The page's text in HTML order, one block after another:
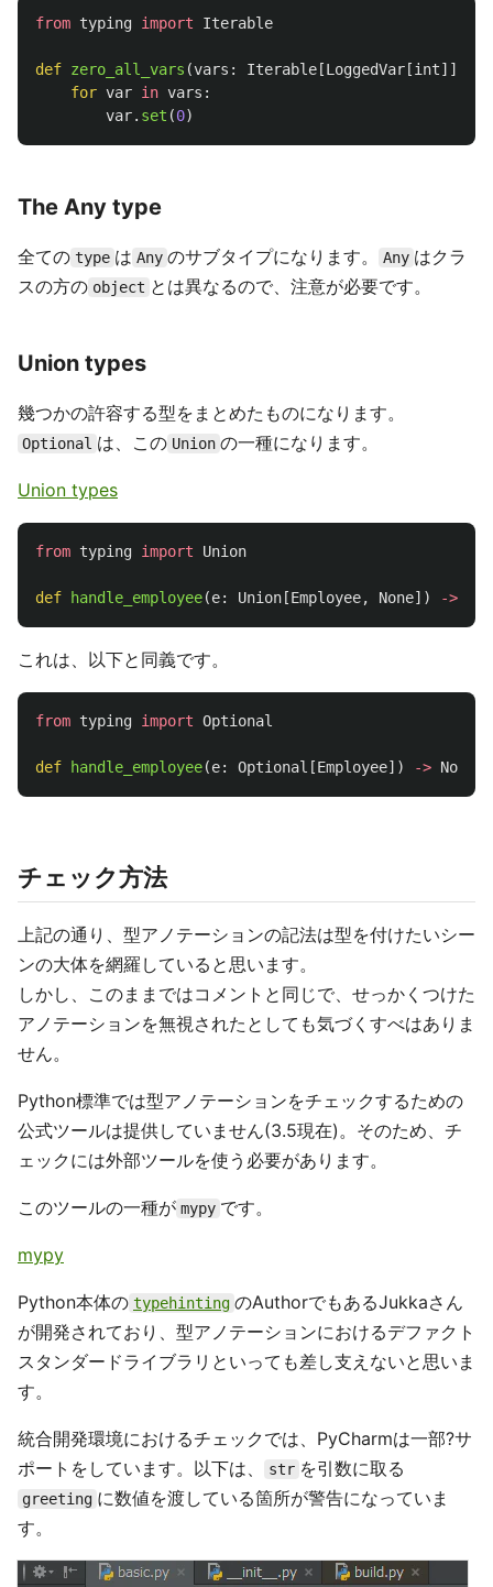
from typing import Iterable
def zero_all_vars (vars : Iterable [LoggedVar [int]])
for var in vars :
var. set (0)
The Any type
全ての type は Any のサブタイプになります。 Any はクラ
スの方の object とは異なるので、注意が必要です。
Union types
幾つかの許容する型をまとめたものになります。
Optional は、この Union の一種になります。
Union types
from typing import Union
def handle_employee(e: Union [Employee, None]) ->
これは、以下と同義です。
from typing import Optional
def handle_employee(e: Optional [Employee]) -> None
チェック方法
上記の通り、型アノテーションの記法は型を付けたいシー
ンの大体を網羅していると思います。
しかし、このままではコメントと同じで、せっかくつけた
アノテーションを無視されたとしても気づくすべはありま
せん。
Python標準では型アノテーションをチェックするための
公式ツールは提供していません(3.5現在)。そのため、チ
ェックには外部ツールを使う必要があります。
このツールの一種が mypy です。
mypy
Python本体の typehinting のAuthorでもあるJukkaさん
が開発されており、型アノテーションにおけるデファクト
スタンダードライブラリといっても差し支えないと思いま
す。
統合開発環境におけるチェックでは、PyCharmは一部?サ
ポートをしています。以下は、
str を引数に取る
greeting に数値を渡している箇所が警告になっていま
す。